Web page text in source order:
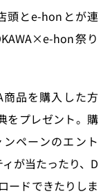
頭とe-honとが連
hon祭り
品を購入した方
をプレゼント。購
ペーンのエント
が当たったり、D
ードできたりしま